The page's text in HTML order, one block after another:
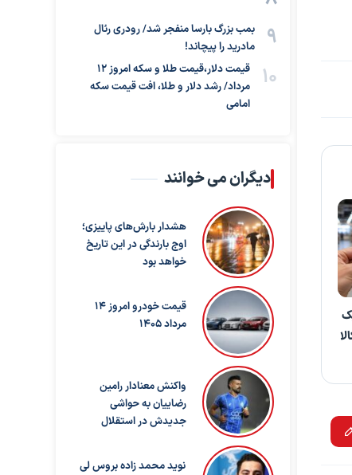
بمب بزرگ بارسا منفجر شد/ رودری رئال
مادرید را پیچاند!
قیمت دلار،قیمت طلا و سکه امروز ۱۲
مرداد/ رشد دلار و طلا، افت قیمت سکه
امامی
دیگران می خوانند
هشدار بارش‌های پاییزی؛
اوج بارندگی در این تاریخ
خواهد بود
قیمت خودرو امروز 14
مرداد 1405
واکنش معنادار رامین
رضاییان به حواشی
جدیدش در استقلال
نوید محمد زاده بروس لی